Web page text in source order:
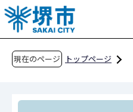
こ
の
ペ
現在のページ
トップページ